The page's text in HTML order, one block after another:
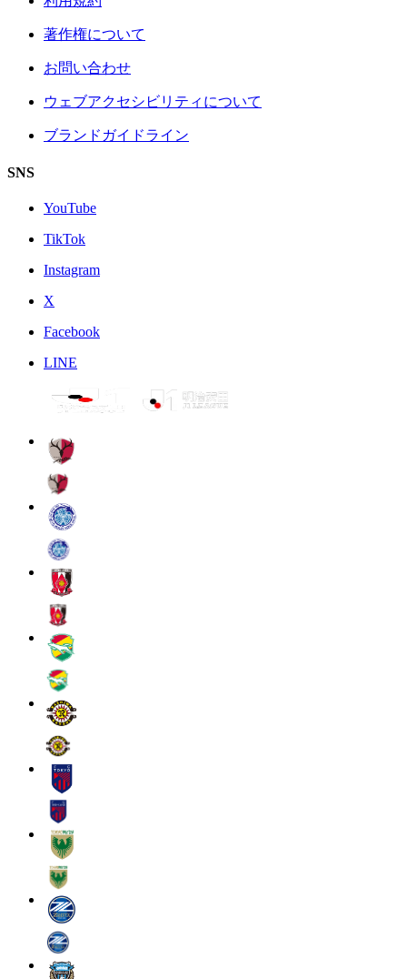
著作権について
お問い合わせ
ウェブアクセシビリティについて
ブランドガイドライン
SNS
YouTube
TikTok
Instagram
X
Facebook
LINE